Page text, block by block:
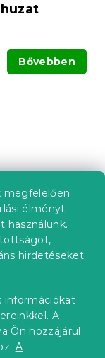
megfelelően
élményt
használunk.
hirdetéseket
információkat
A
Ön hozzájárul
A
Bővebben